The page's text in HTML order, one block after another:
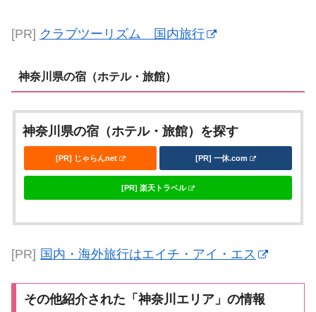
[PR] クラブツーリズム 国内旅行
神奈川県の宿（ホテル・旅館）
神奈川県の宿（ホテル・旅館）を探す
[PR] じゃらんnet [PR] 一休.com
[PR] 楽天トラベル
[PR] 国内・海外旅行はエイチ・アイ・エス
その他紹介された「神奈川エリア」の情報